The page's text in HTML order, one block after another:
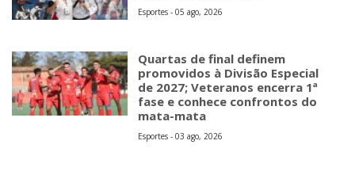
Esportes - 05 ago, 2026
Quartas de final definem
promovidos à Divisão Especial
de 2027; Veteranos encerra 1ª
fase e conhece confrontos do
mata-mata
Esportes - 03 ago, 2026